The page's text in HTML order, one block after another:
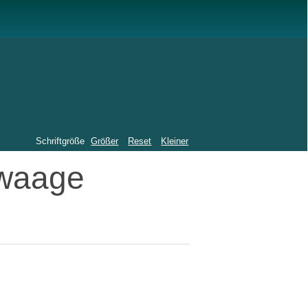
Schriftgröße Größer Reset Kleiner